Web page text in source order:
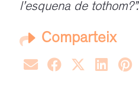
l’esquena de tothom?”.
Comparteix